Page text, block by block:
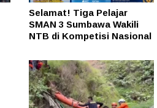
Selamat! Tiga Pelajar
SMAN 3 Sumbawa Wakili
NTB di Kompetisi Nasional